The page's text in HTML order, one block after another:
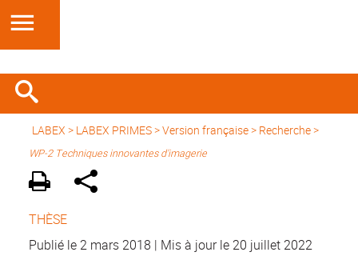
LABEX > LABEX PRIMES>Version française> Recherche >
WP-2 Techniques innovantes d'imagerie
THÈSE
Publié le 2 mars 2018 | Mis à jour le 20 juillet 2022